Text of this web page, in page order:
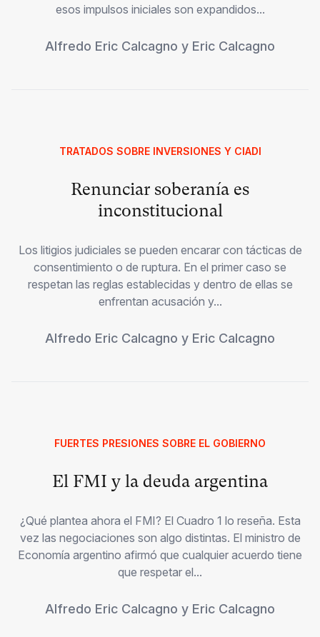
esos impulsos iniciales son expandidos...
Alfredo Eric Calcagno y Eric Calcagno
TRATADOS SOBRE INVERSIONES Y CIADI
Renunciar soberanía es
inconstitucional
Los litigios judiciales se pueden encarar con tácticas de
consentimiento o de ruptura. En el primer caso se
respetan las reglas establecidas y dentro de ellas se
enfrentan acusación y...
Alfredo Eric Calcagno y Eric Calcagno
FUERTES PRESIONES SOBRE EL GOBIERNO
El FMI y la deuda argentina
¿Qué plantea ahora el FMI? El Cuadro 1 lo reseña. Esta
vez las negociaciones son algo distintas. El ministro de
Economía argentino afirmó que cualquier acuerdo tiene
que respetar el...
Alfredo Eric Calcagno y Eric Calcagno